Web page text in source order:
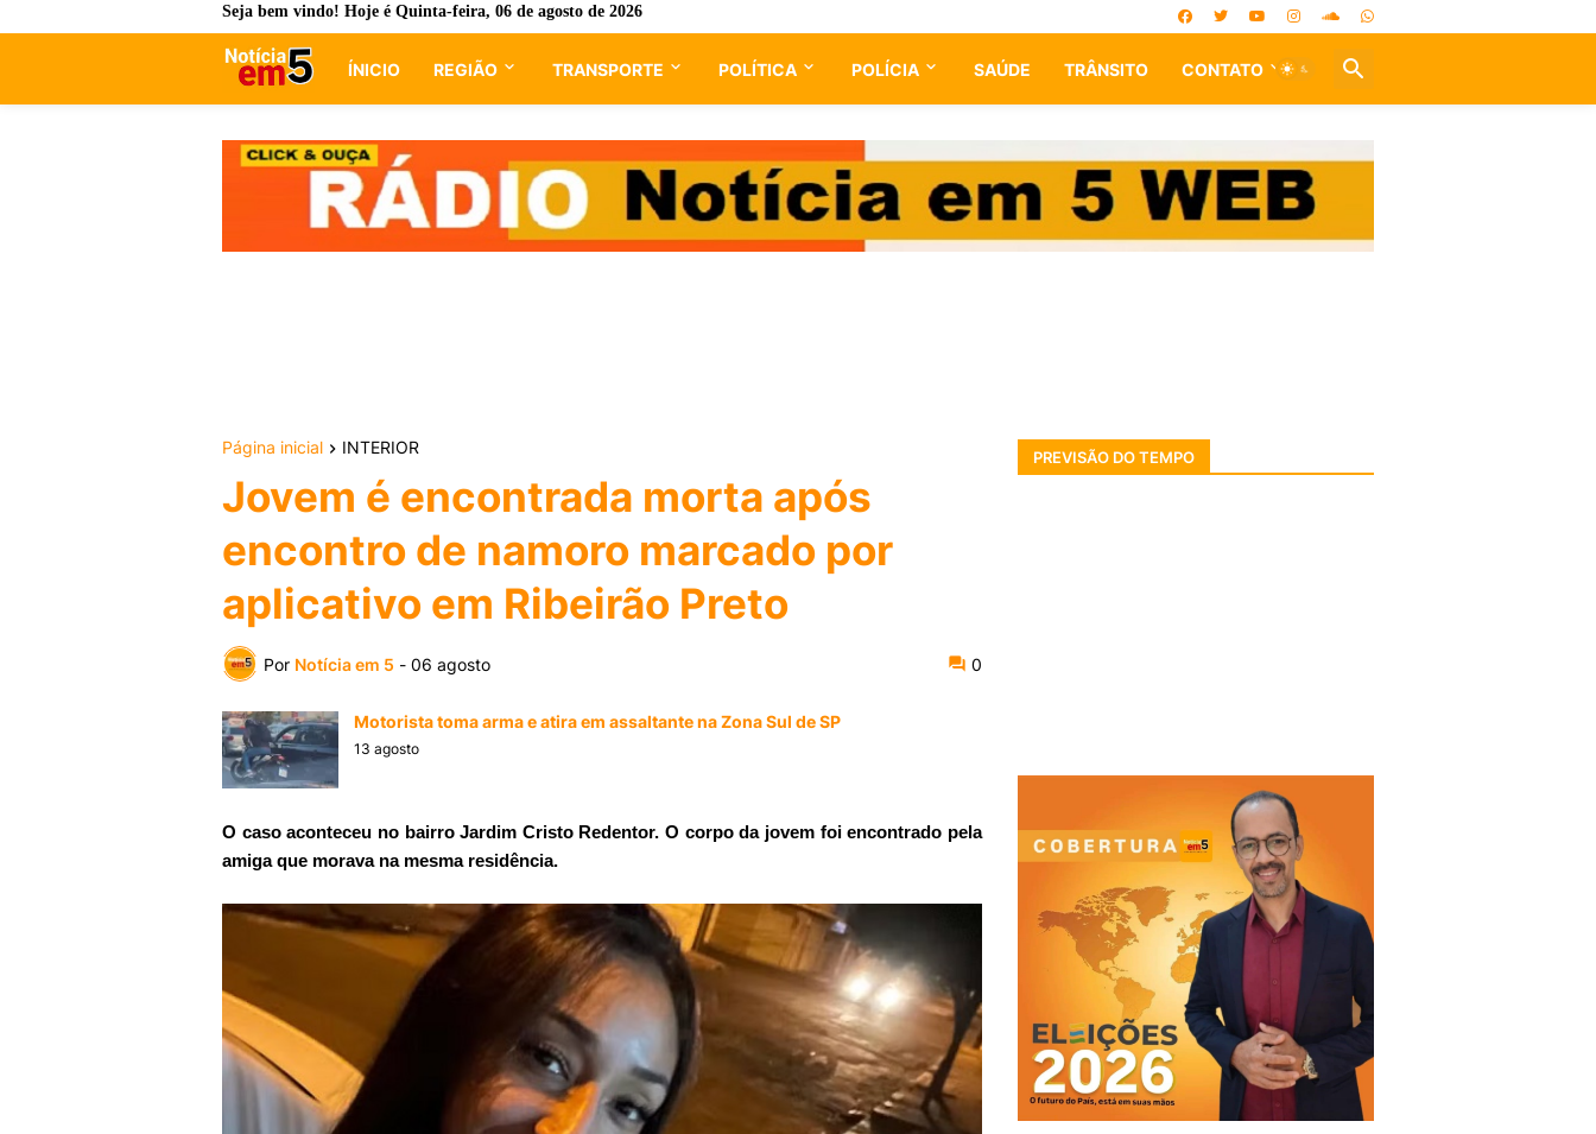
Seja bem vindo! Hoje é Quinta-feira, 06 de agosto de 2026
ÍNICIO REGIÃO TRANSPORTE POLÍTICA POLÍCIA SAÚDE TRÂNSITO CONTATO
Página inicial INTERIOR
Jovem é encontrada morta após
encontro de namoro marcado por
aplicativo em Ribeirão Preto
Por Notícia em 5 - 06 agosto 0
Motorista toma arma e atira em assaltante na Zona Sul de SP
13 agosto
O caso aconteceu no bairro Jardim Cristo Redentor. O corpo da jovem foi encontrado pela
amiga que morava na mesma residência.
PREVISÃO DO TEMPO